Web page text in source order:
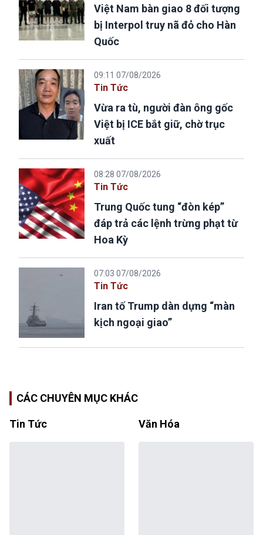
Việt Nam bàn giao 8 đối tượng
bị Interpol truy nã đỏ cho Hàn
Quốc
09:11 07/08/2026
Tin Tức
Vừa ra tù, người đàn ông gốc
Việt bị ICE bắt giữ, chờ trục
xuất
08:28 07/08/2026
Tin Tức
Trung Quốc tung “đòn kép”
đáp trả các lệnh trừng phạt từ
Hoa Kỳ
07:03 07/08/2026
Tin Tức
Iran tố Trump dàn dựng “màn
kịch ngoại giao”
CÁC CHUYÊN MỤC KHÁC
Tin Tức Văn Hóa